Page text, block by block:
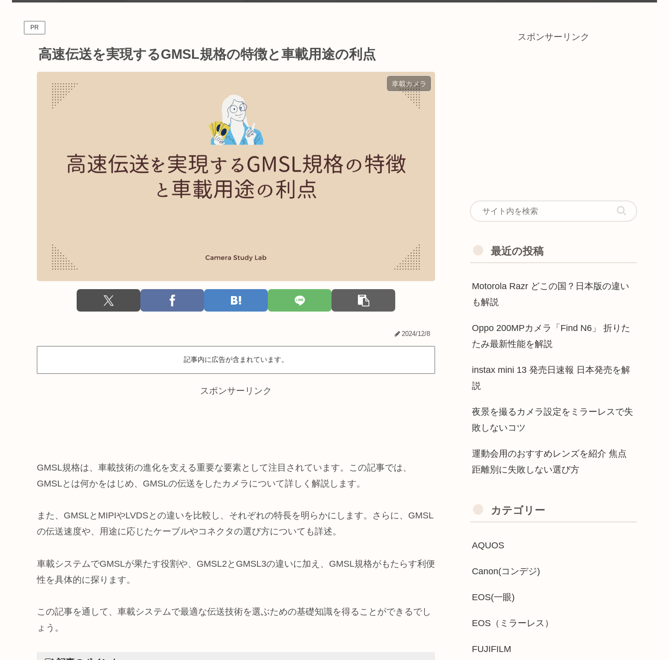
PR
高速伝送を実現するGMSL規格の特徴と車載用途の利点
車載カメラ
2024/12/8
記事内に広告が含まれています。
スポンサーリンク
GMSL規格は、車載技術の進化を支える重要な要素として注目されています。この記事では、
GMSLとは何かをはじめ、GMSLの伝送をしたカメラについて詳しく解説します。
また、GMSLとMIPIやLVDSとの違いを比較し、それぞれの特長を明らかにします。さらに、GMSL
の伝送速度や、用途に応じたケーブルやコネクタの選び方についても詳述。
車載システムでGMSLが果たす役割や、GMSL2とGMSL3の違いに加え、GMSL規格がもたらす利便
性を具体的に探ります。
この記事を通して、車載システムで最適な伝送技術を選ぶための基礎知識を得ることができるでし
ょう。
スポンサーリンク
最近の投稿
Motorola Razr どこの国？日本版の違い
も解説
Oppo 200MPカメラ「Find N6」 折りた
たみ最新性能を解説
instax mini 13 発売日速報 日本発売を解
説
夜景を撮るカメラ設定をミラーレスで失
敗しないコツ
運動会用のおすすめレンズを紹介 焦点
距離別に失敗しない選び方
カテゴリー
AQUOS
Canon(コンデジ)
EOS(一眼)
EOS（ミラーレス）
FUJIFILM